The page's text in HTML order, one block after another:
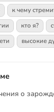
к чему
кто я?
высокие
о